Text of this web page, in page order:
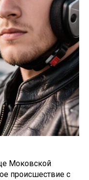
Моковской
происшествие с